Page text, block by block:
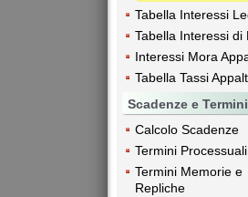
Tabella Interessi
Tabella Interessi di
Interessi Mora
Tabella Tassi
Scadenze e Termini
Calcolo Scadenze
Termini
Termini Memorie e
Repliche